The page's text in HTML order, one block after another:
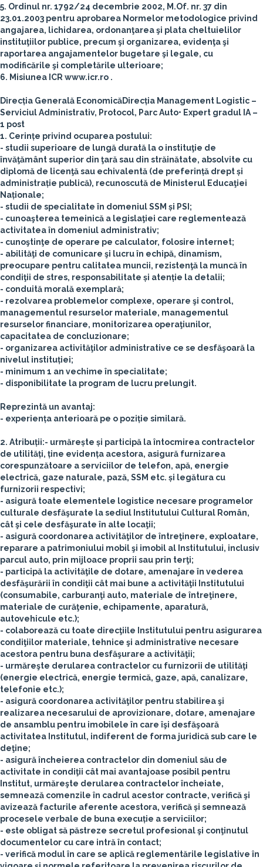
5. Ordinul nr. 1792/24 decembrie 2002, M.Of. nr. 37 din
23.01.2003 pentru aprobarea Normelor metodologice privind
angajarea, lichidarea, ordonanţarea şi plata cheltuielilor
instituţiilor publice, precum şi organizarea, evidenţa şi
raportarea angajamentelor bugetare şi legale, cu
modificările şi completările ulterioare;
6. Misiunea ICR www.icr.ro .
Direcția Generală EconomicăDirecția Management Logistic –
Serviciul Administrativ, Protocol, Parc Auto• Expert gradul IA –
1 post
1. Cerințe privind ocuparea postului:
- studii superioare de lungă durată la o instituţie de
învăţământ superior din ţară sau din străinătate, absolvite cu
diplomă de licenţă sau echivalentă (de preferință drept și
administrație publică), recunoscută de Ministerul Educaţiei
Naționale;
- studii de specialitate în domeniul SSM și PSI;
- cunoaşterea temeinică a legislaţiei care reglementează
activitatea în domeniul administrativ;
- cunoştinţe de operare pe calculator, folosire internet;
- abilităţi de comunicare şi lucru în echipă, dinamism,
preocupare pentru calitatea muncii, rezistenţă la muncă în
condiţii de stres, responsabilitate și atenție la detalii;
- conduită morală exemplară;
- rezolvarea problemelor complexe, operare şi control,
managementul resurselor materiale, managementul
resurselor financiare, monitorizarea operaţiunilor,
capacitatea de concluzionare;
- organizarea activităţilor administrative ce se desfăşoară la
nivelul instituției;
- minimum 1 an vechime în specialitate;
- disponibilitate la program de lucru prelungit.
Reprezintă un avantaj:
- experiența anterioară pe o poziție similară.
2. Atribuții:- urmărește și participă la întocmirea contractelor
de utilități, ține evidența acestora, asigură furnizarea
corespunzătoare a serviciilor de telefon, apă, energie
electrică, gaze naturale, pază, SSM etc. și legătura cu
furnizorii respectivi;
- asigură toate elementele logistice necesare programelor
culturale desfăşurate la sediul Institutului Cultural Român,
cât şi cele desfăşurate în alte locaţii;
- asigură coordonarea activităţilor de întreţinere, exploatare,
reparare a patrimoniului mobil şi imobil al Institutului, inclusiv
parcul auto, prin mijloace proprii sau prin terţi;
- participă la activităţile de dotare, amenajare în vederea
desfăşurării în condiţii cât mai bune a activităţii Institutului
(consumabile, carburanţi auto, materiale de întreţinere,
materiale de curăţenie, echipamente, aparatură,
autovehicule etc.);
- colaborează cu toate direcţiile Institutului pentru asigurarea
condiţiilor materiale, tehnice şi administrative necesare
acestora pentru buna desfăşurare a activităţii;
- urmăreşte derularea contractelor cu furnizorii de utilităţi
(energie electrică, energie termică, gaze, apă, canalizare,
telefonie etc.);
- asigură coordonarea activităţilor pentru stabilirea şi
realizarea necesarului de aprovizionare, dotare, amenajare
de ansamblu pentru imobilele în care îşi desfăşoară
activitatea Institutul, indiferent de forma juridică sub care le
deţine;
- asigură încheierea contractelor din domeniul său de
activitate in condiţii cât mai avantajoase posibil pentru
Institut, urmăreşte derularea contractelor încheiate,
semnează comenzile în cadrul acestor contracte, verifică şi
avizează facturile aferente acestora, verifică și semnează
procesele verbale de buna execuție a serviciilor;
- este obligat să păstreze secretul profesional şi conţinutul
documentelor cu care intră în contact;
- verifică modul în care se aplică reglementările legislative în